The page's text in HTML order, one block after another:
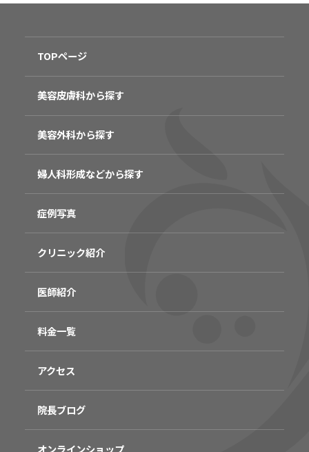
TOPページ
美容皮膚科から探す
美容外科から探す
婦人科形成などから探す
症例写真
クリニック紹介
医師紹介
料金一覧
アクセス
院長ブログ
オンラインショップ